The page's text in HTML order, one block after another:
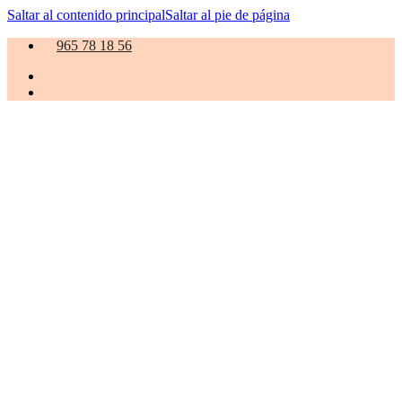
Saltar al contenido principalSaltar al pie de página
965 78 18 56